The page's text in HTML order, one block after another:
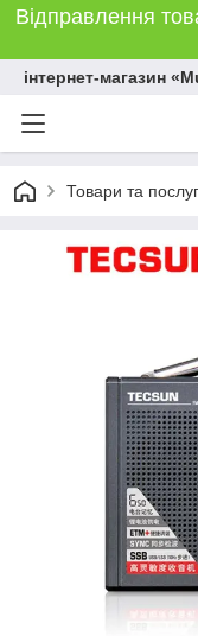
Відправлення
інтернет-магазин
Товари та